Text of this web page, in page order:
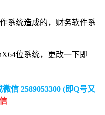
系统造成的，财务软件系
位系统，更改一下即
信 2589053300 (即Q号又